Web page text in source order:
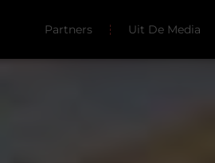
Partners Uit De Media